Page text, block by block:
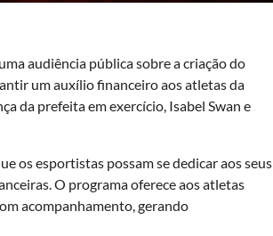
audiência pública sobre a criação do
um auxílio financeiro aos atletas da
da prefeita em exercício, Isabel Swan e
os esportistas possam se dedicar aos seus
O programa oferece aos atletas
acompanhamento, gerando